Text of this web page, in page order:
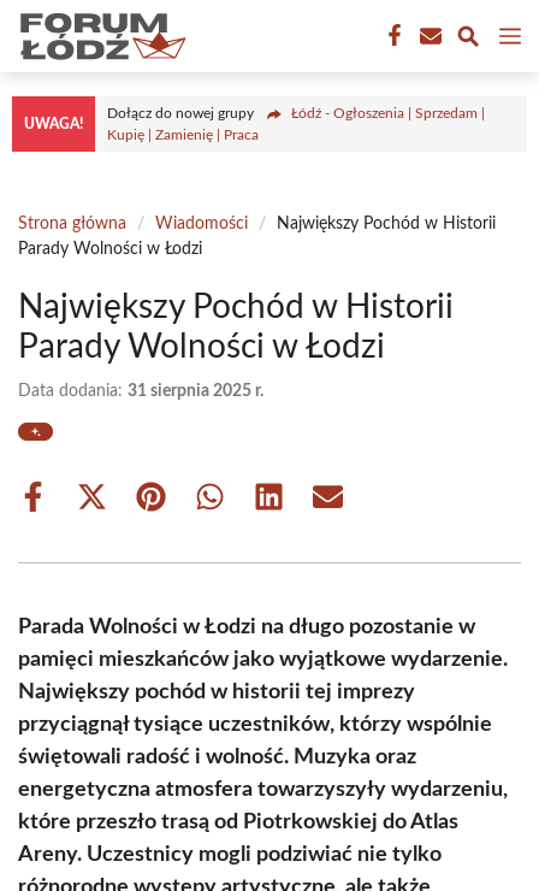
Przejdź
treści
UWAGA!
Dołącz do nowej grupy
Łódź - Ogłoszenia | Sprzedam |
Kupię | Zamienię | Praca
Strona główna / Wiadomości /
Największy Pochód w Historii
Parady Wolności w Łodzi
Największy Pochód w Historii
Parady Wolności w Łodzi
Data dodania: 31 sierpnia 2025 r.
Share
Share
(Twitter)
Share Share Share Share
Parada Wolności w Łodzi na długo pozostanie w
pamięci mieszkańców jako wyjątkowe wydarzenie.
Największy pochód w historii tej imprezy
przyciągnął tysiące uczestników, którzy wspólnie
świętowali radość i wolność. Muzyka oraz
energetyczna atmosfera towarzyszyły wydarzeniu,
które przeszło trasą od Piotrkowskiej do Atlas
Areny. Uczestnicy mogli podziwiać nie tylko